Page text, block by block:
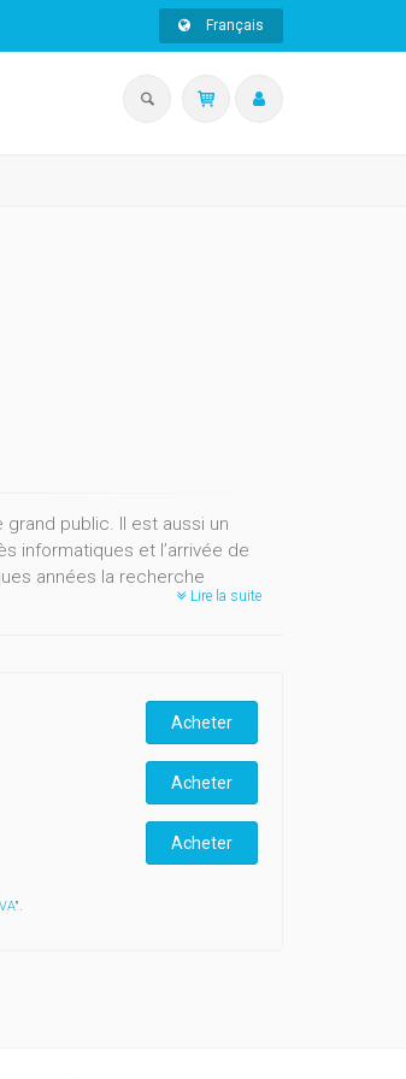
Français
public. Il est aussi un
informatiques et l’arrivée de
années la recherche
des documents aux nouvelles
Toile, de la conservation à
Lire la suite
Acheter
Acheter
Acheter
".